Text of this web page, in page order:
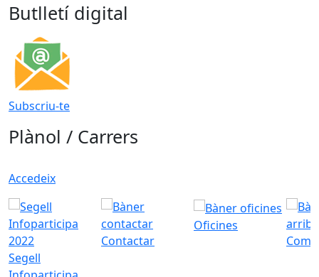
Butlletí digital
Subscriu-te
Plànol / Carrers
Accedeix
Segell
Contactar
Oficines
Com